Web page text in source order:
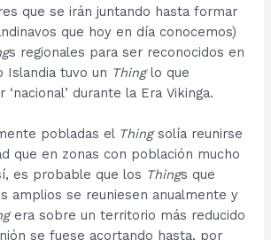
que se irán juntando hasta formar
que hoy en día conocemos)
s regionales para ser reconocidos en
Islandia tuvo un Thinglo que
durante la Era Vikinga.
pobladas el Thingsolía reunirse
que en zonas con población mucho
es probable que los Things que
amplios se reuniesen anualmente y
era sobre un territorio más reducido
se fuese acortando hasta, por